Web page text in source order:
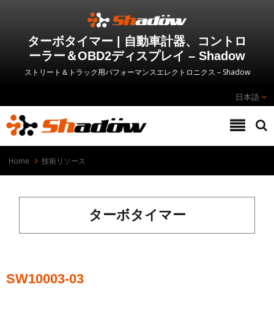
ターボタイマー | 自動車計器、コントロ
ーラー＆OBD2ディスプレイ – Shadow
ストリート＆トラック用パフォーマンスエレクトロニクス – Shadow
日本語
Home 技術リソース
ターボタイマー
SW10003-03